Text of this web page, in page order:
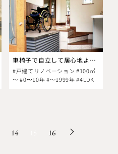
車椅子で自立して居心地よく過せる住まいにしたい
#戸建てリノベーション #100㎡
～ #0〜10年 #～1999年 #4LDK
14 16